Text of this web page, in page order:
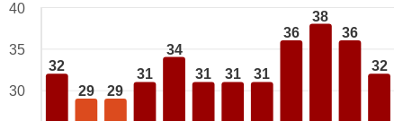
32
29 29
31
34
31 31 31
36
38
36
32
40
35
30